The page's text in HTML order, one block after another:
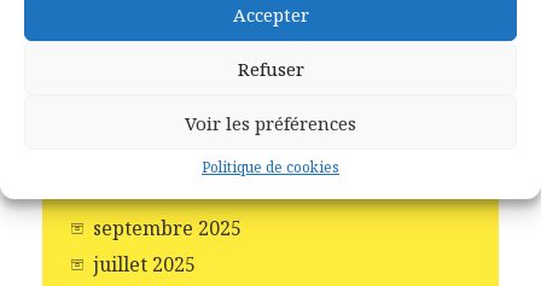
Accepter
Refuser
Voir les préférences
Politique de cookies
avril 2026
janvier 2026
décembre 2025
septembre 2025
juillet 2025